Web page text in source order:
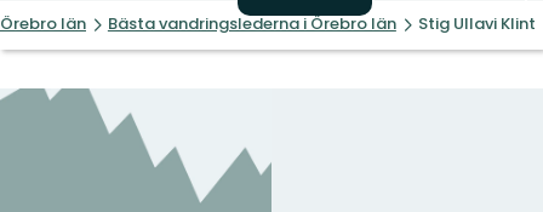
Örebro län Bästa vandringslederna i Örebro län Stig Ullavi Klint